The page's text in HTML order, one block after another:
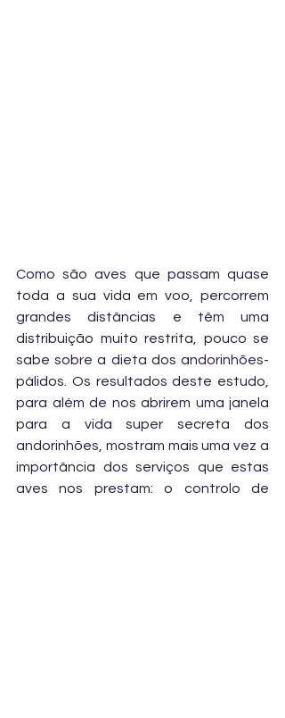
Como são aves que passam quase
toda a sua vida em voo, percorrem
grandes distâncias e têm uma
distribuição muito restrita, pouco se
sabe sobre a dieta dos andorinhões-
pálidos. Os resultados deste estudo,
para além de nos abrirem uma janela
para a vida super secreta dos
andorinhões, mostram mais uma vez a
importância dos serviços que estas
aves nos prestam: o controlo de